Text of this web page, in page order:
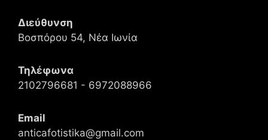
Διεύθυνση
Βοσπόρου 54, Νέα Ιωνία
Τηλέφωνα
2102796681 - 6972088966
Email
anticafotistika@gmail.com